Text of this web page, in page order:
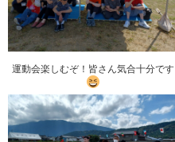
運動会楽しむぞ！皆さん気合十分です